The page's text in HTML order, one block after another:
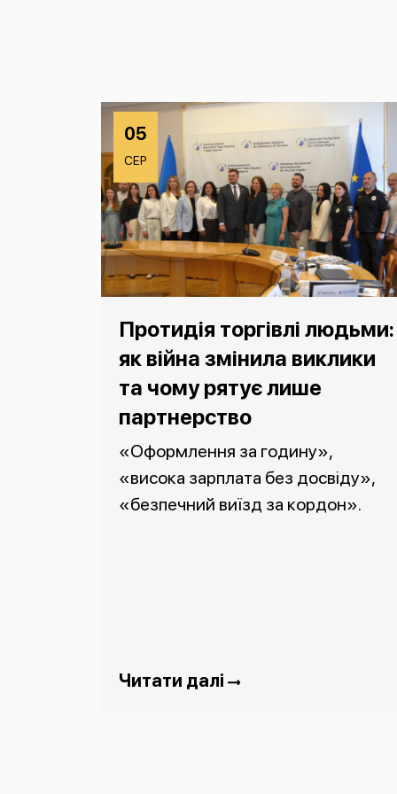
05
СЕР
Протидія торгівлі людьми:
як війна змінила виклики
та чому рятує лише
партнерство
«Оформлення за годину»,
«висока зарплата без досвіду»,
«безпечний виїзд за кордон».
Читати далі